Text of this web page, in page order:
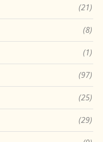
(21)
(8)
(1)
(97)
(25)
(29)